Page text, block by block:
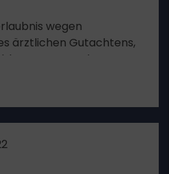
wegen
ärztlichen Gutachtens,
von der
Ursache,
Niereninsuffizienz